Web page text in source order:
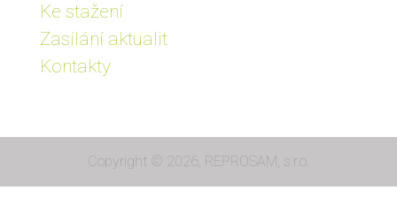
Ke stažení
Zasílání aktualit
Kontakty
Copyright © 2026, REPROSAM, s.r.o.